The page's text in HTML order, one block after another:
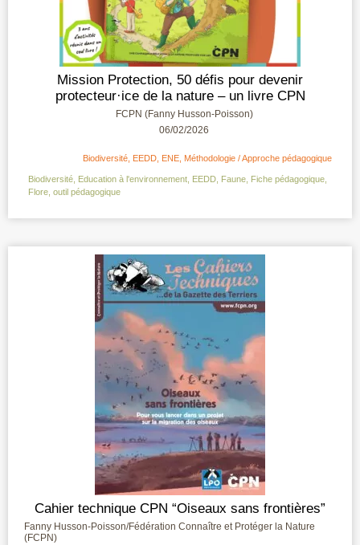
Mission Protection, 50 défis pour devenir
protecteur·ice de la nature – un livre CPN
FCPN (Fanny Husson-Poisson)
06/02/2026
Biodiversité EEDD ENE Méthodologie / Approche pédagogique
Biodiversité Education à l'environnement EEDD Faune Fiche pédagogique
Flore outil pédagogique
Cahier technique CPN “Oiseaux sans frontières”
Fanny Husson-Poisson/Fédération Connaître et Protéger la Nature
(FCPN)